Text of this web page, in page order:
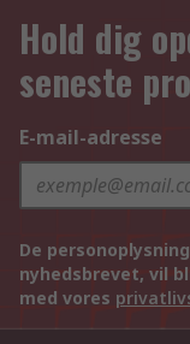
Hold dig
seneste
E-mail-adresse
De
nyhedsbrevet, vil
med vores